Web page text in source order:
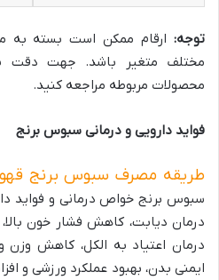
توجه: ارقام ممکن است بسته به
مختلف متغیر باشد. جهت دقت
محصولات مربوطه مراجعه کنید.
فواید دارویی و درمانی سبوس برنج
طریقه مصرف سبوس برنج قهوه
سبوس برنج خواص درمانی و فواید
درمان دیابت، کاهش فشار خون
درمان اعتیاد به الکل، کاهش
ایمنی بدن، بهبود عملکرد ورزشی و